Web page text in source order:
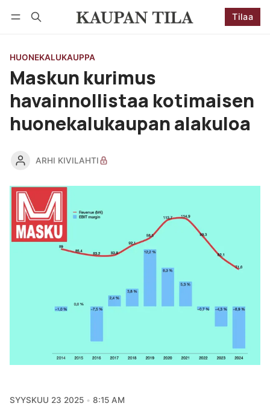
Tilaa
HUONEKALUKAUPPA
Maskun kurimus
havainnollistaa kotimaisen
huonekalukaupan alakuloa
ARHI KIVILAHTI
SYYSKUU 23 2025 8:15 AM